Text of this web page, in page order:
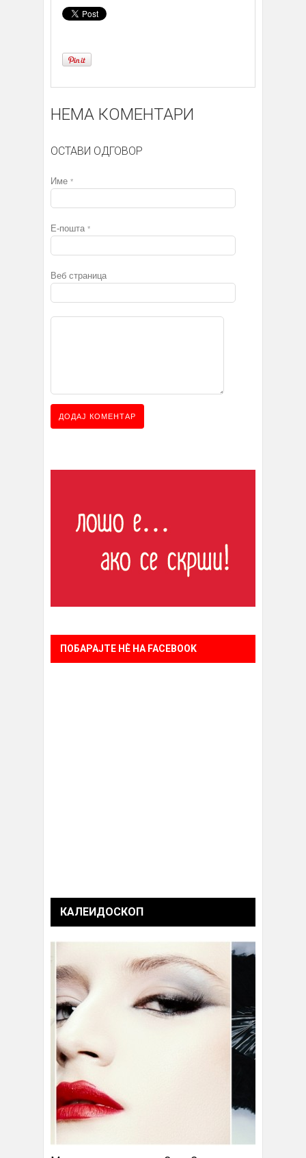
НЕМА КОМЕНТАРИ
ОСТАВИ ОДГОВОР
Име *
Е-пошта *
Веб страница
ПОБАРАЈТЕ НÈ НА FACEBOOK
КАЛЕИДОСКОП